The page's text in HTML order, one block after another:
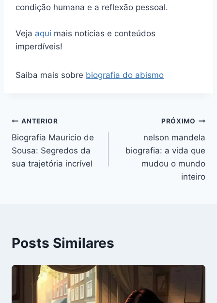
condição humana e a reflexão pessoal.
Veja aqui mais noticias e conteúdos
imperdíveis!
Saiba mais sobre biografia do abismo
Navegação
de
Post
ANTERIOR
Biografia Mauricio de
Sousa: Segredos da
sua trajetória incrível
PRÓXIMO
nelson mandela
biografia: a vida que
mudou o mundo
inteiro
Posts Similares